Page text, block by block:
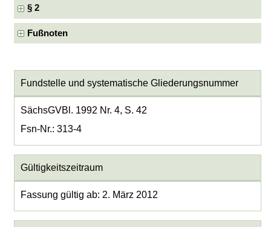
§ 2
Fußnoten
Fundstelle und systematische Gliederungsnummer
SächsGVBl. 1992 Nr. 4, S. 42
Fsn-Nr.: 313-4
Gültigkeitszeitraum
Fassung gültig ab: 2. März 2012